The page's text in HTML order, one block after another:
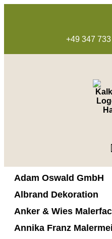
+49 347
Adam Oswald GmbH
Albrand Dekoration
Anker & Wies
Annika Franz